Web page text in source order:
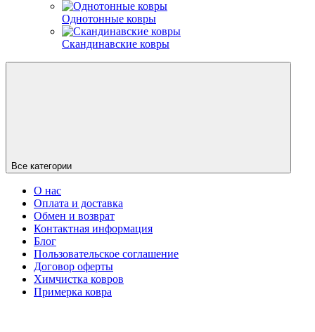
Однотонные ковры
Скандинавские ковры
Все категории
О нас
Оплата и доставка
Обмен и возврат
Контактная информация
Блог
Пользовательское соглашение
Договор оферты
Химчистка ковров
Примерка ковра